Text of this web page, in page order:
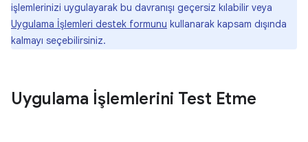
işlemlerinizi uygulayarak bu davranışı geçersiz kılabilir veya
Uygulama İşlemleri destek formunu kullanarak kapsam dışında
kalmayı seçebilirsiniz.
Uygulama İşlemlerini Test Etme